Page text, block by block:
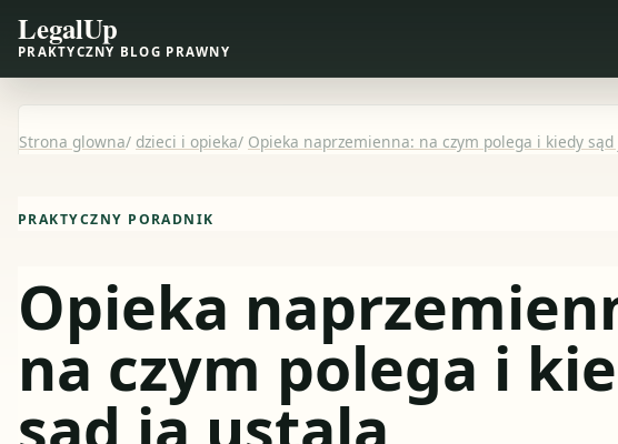
LegalUp
PRAKTYCZNY BLOG PRAWNY
Strona glowna/ dzieci i opieka/ Opieka naprzemienna: na czym polega i kiedy
PRAKTYCZNY PORADNIK
Opieka
na czym polega i